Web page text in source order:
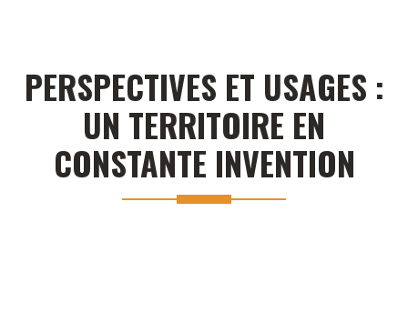
PERSPECTIVES ET USAGES :
UN TERRITOIRE EN
CONSTANTE INVENTION